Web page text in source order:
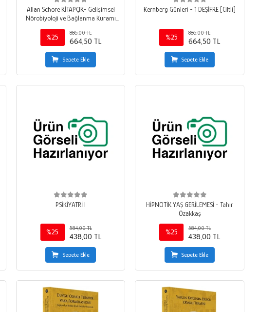
Allan Schore KİTAPÇIK- Gelişimsel
Nörobiyoloji ve Bağlanma Kuramı
%25
886,00 TL
664,50 TL
Sepete Ekle
Kernberg Günleri - 1 DEŞİFRE [Ciltli]
%25
886,00 TL
664,50 TL
Sepete Ekle
PSİKİYATRİ I
%25
584,00 TL
438,00 TL
Sepete Ekle
HİPNOTİK YAŞ GERİLEMESİ - Tahir
Özakkaş
%25
584,00 TL
438,00 TL
Sepete Ekle